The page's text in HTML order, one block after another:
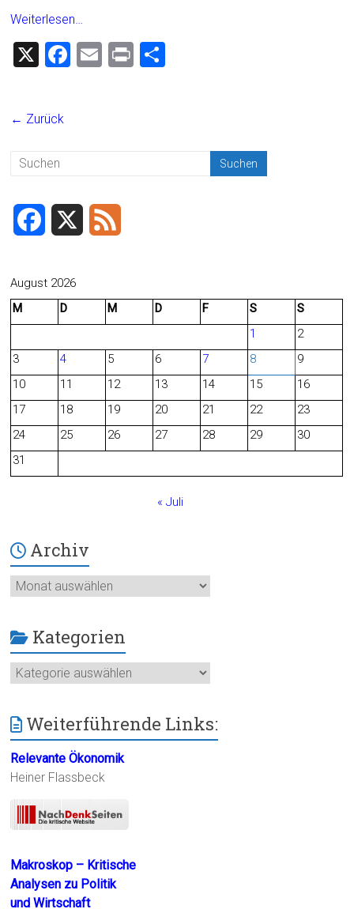
Weiterlesen…
X
F
E
Pr
← Zurück
c
o
August 2026
M
D M D F S
S
1
2
3
4 5 6 7 8
9
10
11 12 13 14 15
16
17
18 19 20 21 22
23
24
25 26 27 28 29
30
31
« Juli
Archiv
Archiv
Kategorien
Kategorien
Weiterführende Links:
Relevante Ökonomik
Heiner Flassbeck
Makroskop – Kritische
Analysen zu Politik
und Wirtschaft